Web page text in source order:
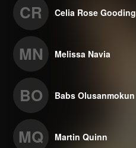
CR Celia Rose Gooding
MN Melissa Navia
BO Babs Olusanmokun
MQ Martin Quinn